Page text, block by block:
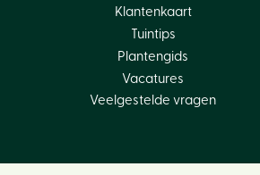
Klantenkaart
Tuintips
Plantengids
Vacatures
Veelgestelde vragen